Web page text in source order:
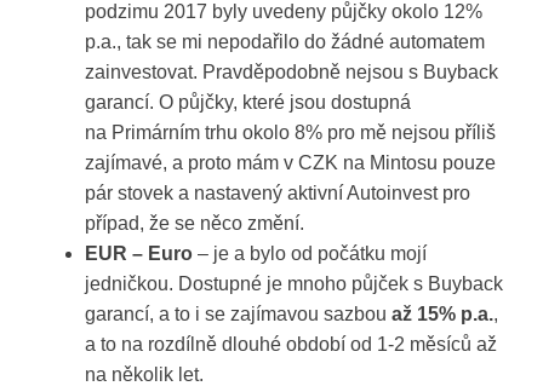
podzimu 2017 byly uvedeny půjčky okolo 12%
p.a., tak se mi nepodařilo do žádné automatem
zainvestovat. Pravděpodobně nejsou s Buyback
garancí. O půjčky, které jsou dostupná
na Primárním trhu okolo 8% pro mě nejsou příliš
zajímavé, a proto mám v CZK na Mintosu pouze
pár stovek a nastavený aktivní Autoinvest pro
případ, že se něco změní.
EUR – Euro – je a bylo od počátku mojí
jedničkou. Dostupné je mnoho půjček s Buyback
garancí, a to i se zajímavou sazbou až 15% p.a.,
a to na rozdílně dlouhé období od 1-2 měsíců až
na několik let.